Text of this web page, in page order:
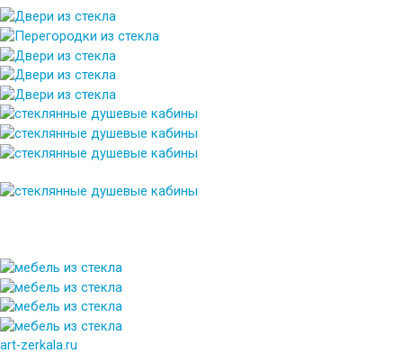
art-zerkala.ru